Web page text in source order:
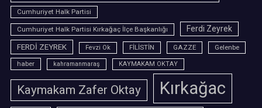
Cumhuriyet Halk Partisi
Cumhuriyet Halk Partisi Kırkağaç İlçe Başkanlığı
Ferdi Zeyrek
FERDİ ZEYREK
Fevzi Ok FİLİSTİN GAZZE
Gelenbe
haber
kahramanmaraş KAYMAKAM OKTAY
Kaymakam Zafer Oktay Kırkağac